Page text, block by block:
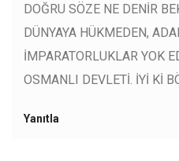
DOĞRU SÖZE NE DENİR
DÜNYAYA HÜKMEDEN,
İMPARATORLUKLAR YOK
OSMANLI DEVLETİ. İYİ Kİ
Yanıtla